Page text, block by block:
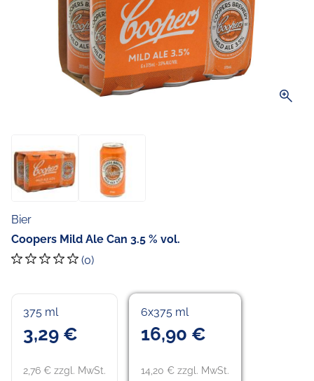
zoom_in
Bier
Coopers Mild Ale Can 3.5 % vol.
(0)
375 ml
3,29 €
2,76 € zzgl. MwSt.
6x375 ml
16,90 €
14,20 € zzgl. MwSt.